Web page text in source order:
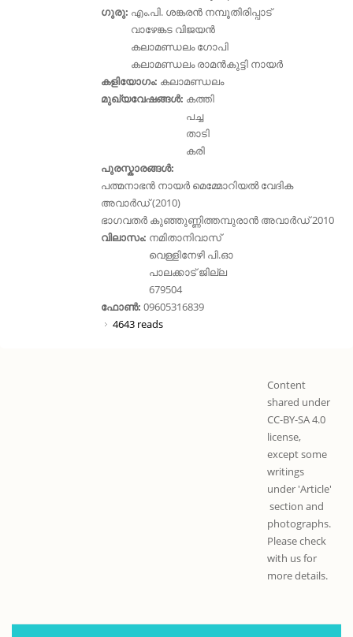
ഗുരു: എം.പി. ശങ്കരന്‍ നമ്പൂതിരിപ്പാട്
വാഴേങ്കട വിജയന്‍
കലാമണ്ഡലം ഗോപി
കലാമണ്ഡലം രാമന്‍കുട്ടി നായര്‍
കളിയോഗം: കലാമണ്ഡലം
മുഖ്യവേഷങ്ങൾ: കത്തി
പച്ച
താടി
കരി
പുരസ്കാരങ്ങൾ:
പത്മനാഭന്‍ നായര്‍ മെമ്മോറിയല്‍ വേദിക
അവാര്‍ഡ് (2010)
ഭാഗവതര്‍ കുഞ്ഞുണ്ണിത്തമ്പുരാന്‍ അവാര്‍ഡ് 2010
വിലാസം: നമിതാനിവാസ്
വെള്ളിനേഴി പി.ഓ
പാലക്കാട് ജില്ല
679504
ഫോൺ: 09605316839
4643 reads
Content
shared under
CC-BY-SA 4.0
license,
except some
writings
under 'Article'
section and
photographs.
Please check
with us for
more details.